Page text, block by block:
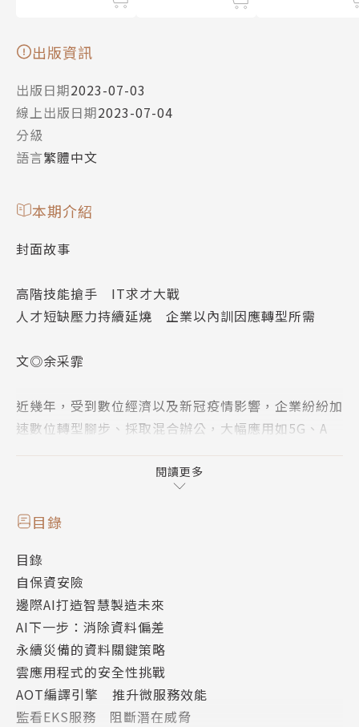
出版資訊
出版日期2023-07-03
線上出版日期2023-07-04
分級
語言繁體中文
本期介紹
封面故事
高階技能搶手 IT求才大戰
人才短缺壓力持續延燒 企業以內訓因應轉型所需
文◎余采霏
近幾年，受到數位經濟以及新冠疫情影響，企業紛紛加
速數位轉型腳步、採取混合辦公，大幅應用如5G、A
也成為各行各業普遍面臨的難題。許多調查均顯示，非
但人才招募不易，留才也是困難重重，尤其是針對高階
好手，檯面下的拉鋸只能用暗潮洶湧來形容。
普遍來看，軟體開發類相關人才仍是企業需求的大宗，
但新興技術相關工作機會的成長幅度卻不容小覷，此
外，在法規要求下，資訊安全也是企業關注的重點，相
關人才的招募也成一大挑戰。由於對外人才招募挑戰
大，許多企業紛紛將焦點轉向從內部既有人員培訓，提
供相關教育訓練甚至樂意為員工支付考取證照費用。另
外，產學共同攜手加速人才培育也是常見的應對作法。
閱讀更多
目錄
目錄
自保資安險
邊際AI打造智慧製造未來
AI下一步：消除資料偏差
永續災備的資料關鍵策略
雲應用程式的安全性挑戰
AOT編譯引擎 推升微服務效能
監看EKS服務 阻斷潛在威脅